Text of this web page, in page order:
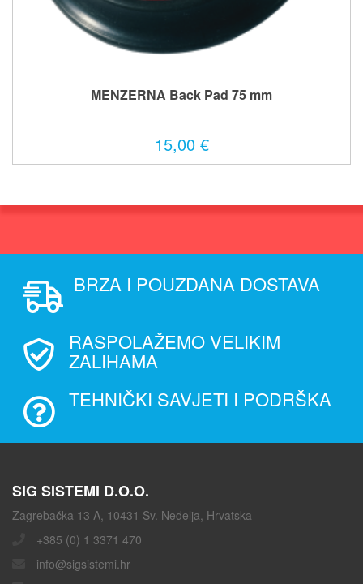
MENZERNA Back Pad 75 mm
15,00 €
BRZA I POUZDANA DOSTAVA
RASPOLAŽEMO VELIKIM
ZALIHAMA
TEHNIČKI SAVJETI I PODRŠKA
SIG SISTEMI D.O.O.
Zagrebačka 13 A, 10431 Sv. Nedelja, Hrvatska
+385 (0) 1 3371 470
info@sigsistemi.hr